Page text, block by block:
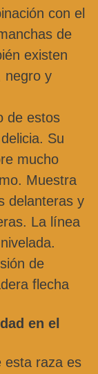
con el
de
existen
negro y
de estos
Su
mucho
Muestra
delanteras y
La línea
de
flecha
en el
esta raza es